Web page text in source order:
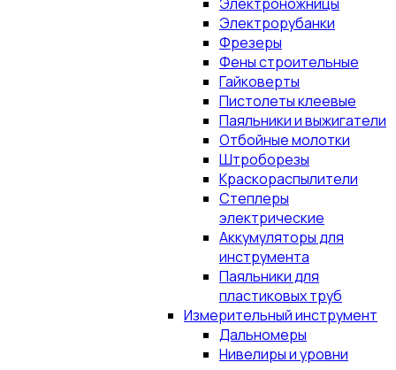
Электрорубанки
Фрезеры
Фены строительные
Гайковерты
Пистолеты клеевые
Паяльники и выжигатели
Отбойные молотки
Штроборезы
Краскораспылители
Степлеры
электрические
Аккумуляторы для
инструмента
Паяльники для
пластиковых труб
Измерительный инструмент
Дальномеры
Нивелиры и уровни